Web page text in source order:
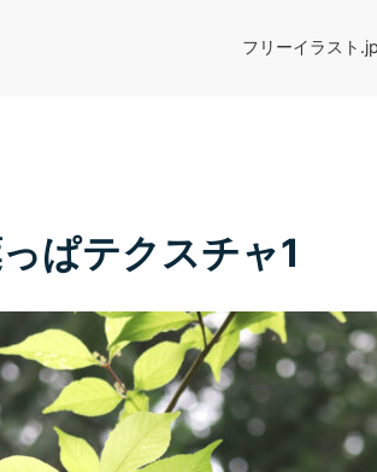
フリーイラスト
ぱテクスチャ1